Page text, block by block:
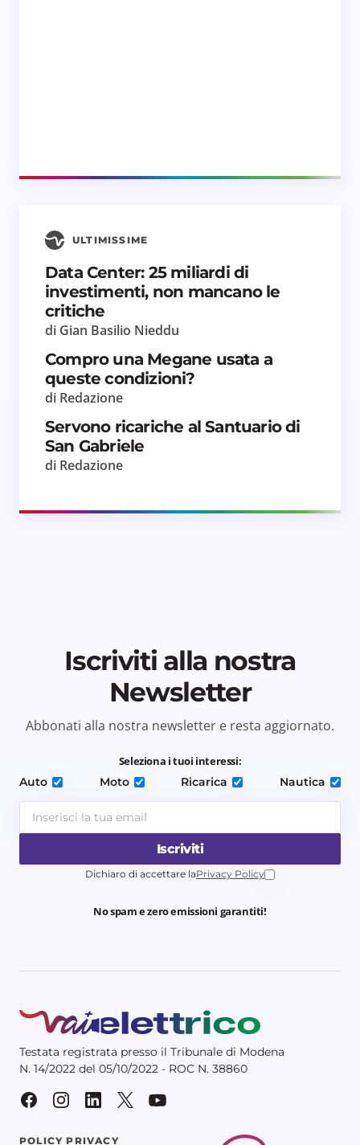
ULTIMISSIME
Data Center: 25 miliardi di
investimenti, non mancano le
critiche
di Gian Basilio Nieddu
Compro una Megane usata a
queste condizioni?
di Redazione
Servono ricariche al Santuario di
San Gabriele
di Redazione
Iscriviti alla nostra
Newsletter
Abbonati alla nostra newsletter e resta aggiornato.
Seleziona i tuoi interessi:
Auto
Moto Ricarica Nautica
Iscriviti
Dichiaro di accettare laPrivacy Policy
No spam e zero emissioni garantiti!
Testata registrata presso il Tribunale di Modena
N. 14/2022 del 05/10/2022 - ROC N. 38860
POLICY PRIVACY